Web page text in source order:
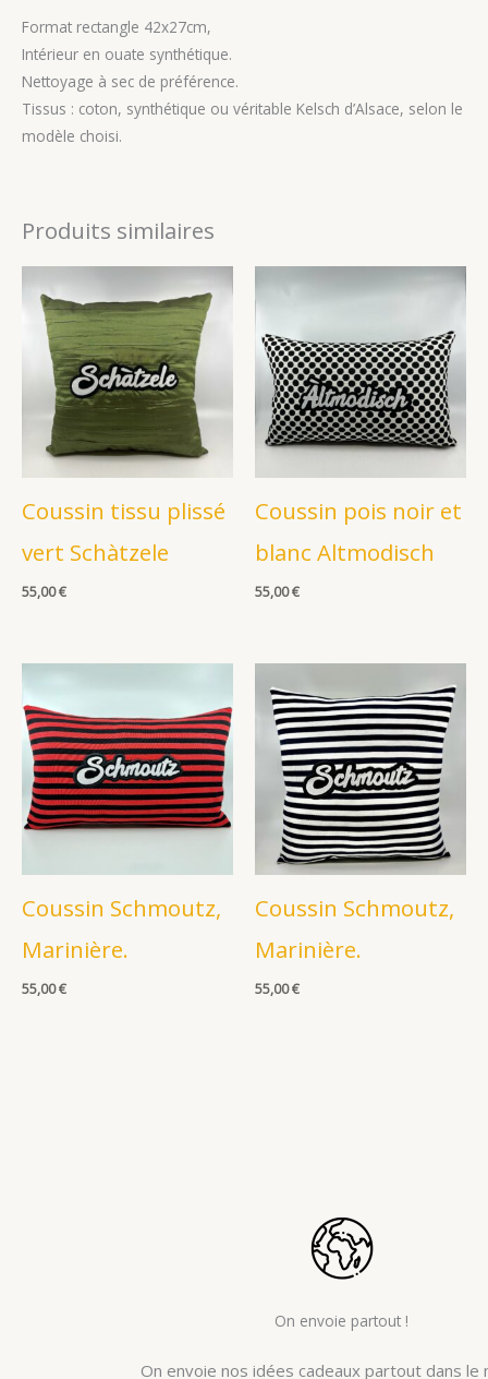
Format rectangle 42x27cm,
Intérieur en ouate synthétique.
Nettoyage à sec de préférence.
Tissus : coton, synthétique ou véritable Kelsch d’Alsace, selon le
modèle choisi.
Produits similaires
Coussin tissu plissé
vert Schàtzele
55,00€
Coussin pois noir et
blanc Altmodisch
55,00€
Coussin Schmoutz,
Marinière.
55,00€
Coussin Schmoutz,
Marinière.
55,00€
On envoie partout !
On envoie nos idées cadeaux partout dans le